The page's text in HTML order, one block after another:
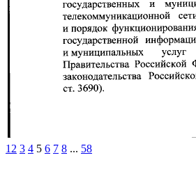
1 2 3 4 5 6 7 8 ... 58